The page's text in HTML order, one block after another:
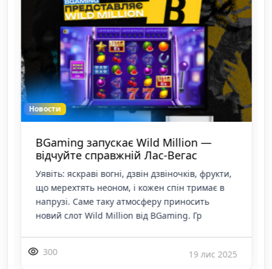
Новости
BGaming запускає Wild Million —
відчуйте справжній Лас‑Вегас
Уявіть: яскраві вогні, дзвін дзвіночків, фрукти,
що мерехтять неоном, і кожен спін тримає в
напрузі. Саме таку атмосферу приносить
новий слот Wild Million від BGaming. Гр
300 19 лис 2025